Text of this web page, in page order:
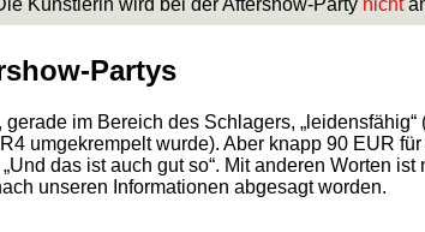
Künstlerin wird bei der Aftershow-Party nicht
Partys
im Bereich des Schlagers,
umgekrempelt wurde). Aber knapp 90 EUR
das ist auch gut so“. Mit anderen Worten
unseren Informationen abgesagt worden.